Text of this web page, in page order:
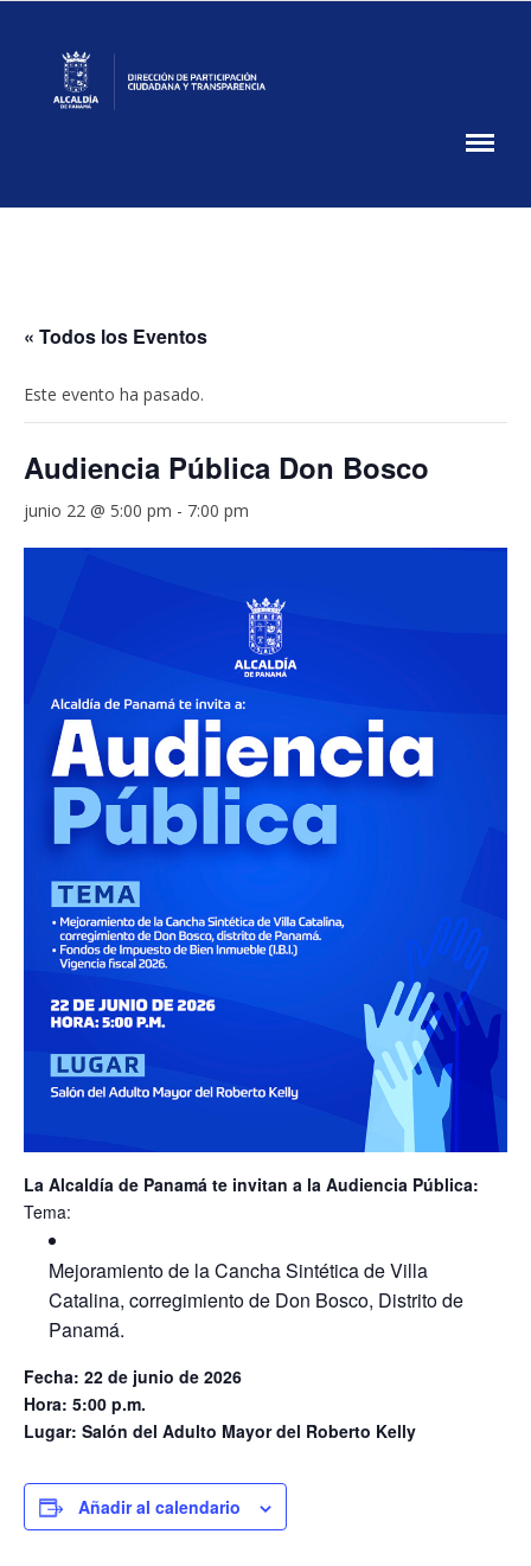
Participación
Ciudadana
« Todos los Eventos
Este evento ha pasado.
Audiencia Pública Don Bosco
junio 22 @ 5:00 pm - 7:00 pm
La Alcaldía de Panamá te invitan a la Audiencia Pública:
Tema:
Mejoramiento de la Cancha Sintética de Villa
Catalina, corregimiento de Don Bosco, Distrito de
Panamá.
Fecha: 22 de junio de 2026
Hora: 5:00 p.m.
Lugar: Salón del Adulto Mayor del Roberto Kelly
Añadir al calendario